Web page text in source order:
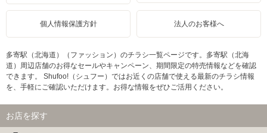
個人情報保護方針 法人のお客様へ
多寄駅（北海道）（ファッション）のチラシ一覧ページです。多寄駅（北海
道）周辺店舗のお得なセールやキャンペーン、期間限定の特売情報などを確認
できます。 Shufoo!（シュフー）ではお近くの店舗で使える最新のチラシ情報
を、手軽にご確認いただけます。お得な情報をぜひご活用ください。
お店を探す